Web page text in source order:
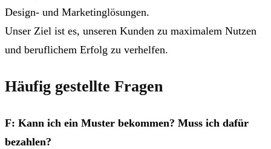
Design- und Marketinglösungen.
Unser Ziel ist es, unseren Kunden zu maximalem Nutzen
und beruflichem Erfolg zu verhelfen.
Häufig gestellte Fragen
F: Kann ich ein Muster bekommen? Muss ich dafür
bezahlen?